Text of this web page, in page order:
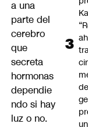
a una
parte del
cerebro
que
secreta
hormonas
dependie
ndo si hay
luz o no.
de
un